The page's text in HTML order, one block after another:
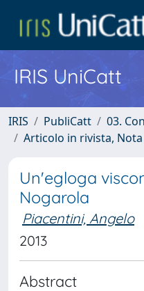
IRIS UniCatt
IRIS PubliCatt
03.
Articolo in rivista,
Un'egloga
Nogarola
Piacentini, Angelo
2013
Abstract